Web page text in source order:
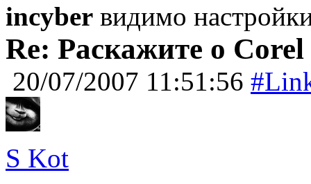
incyber видимо
Re: Раскажите о
20/07/2007 11:51:56
S Kot